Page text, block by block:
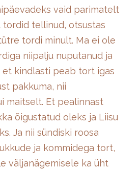
vaid parimatelt
tellinud, otsustas
tordi minult. Ma ei ole
niipalju nuputanud ja
et kindlasti peab tort igas
pakkuma, nii
maitselt. Et pealinnast
õigustatud oleks ja Liisu
Ja nii sündiski roosa
ja kommidega tort,
väljanägemisele ka üht